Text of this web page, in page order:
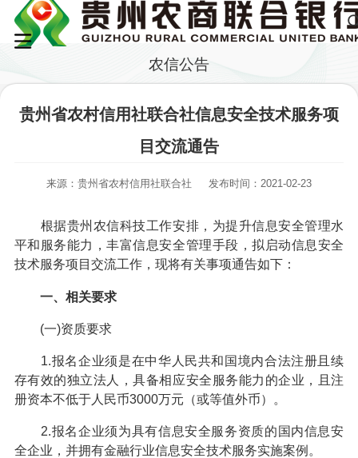
农信公告
贵州省农村信用社联合社信息安全技术服务项
目交流通告
来源：贵州省农村信用社联合社 发布时间：2021-02-23
根据贵州农信科技工作安排，为提升信息安全管理水
平和服务能力，丰富信息安全管理手段，拟启动信息安全
技术服务项目交流工作，现将有关事项通告如下：
一、相关要求
(一)资质要求
1.报名企业须是在中华人民共和国境内合法注册且续
存有效的独立法人，具备相应安全服务能力的企业，且注
册资本不低于人民币3000万元（或等值外币）。
2.报名企业须为具有信息安全服务资质的国内信息安
全企业，并拥有金融行业信息安全技术服务实施案例。